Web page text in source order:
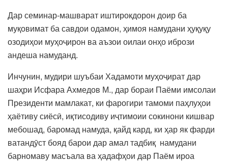
Дар семинар-машварат иштирокдорон доир ба
муқовимат ба савдои одамон, ҳимоя намудани ҳуқуқу
озодиҳои муҳоҷирон ва аъзои оилаи онҳо ибрози
андеша намуданд.
Инчунин, мудири шуъбаи Хадамоти муҳоҷират дар
шаҳри Исфара Ахмедов М., дар бораи Паёми имсолаи
Президенти мамлакат, ки фарогири тамоми паҳлуҳои
ҳаётиву сиёсӣ, иқтисодиву иҷтимоии сокинони кишвар
мебошад, баромад намуда, қайд кард, ки ҳар як фарди
ватандӯст бояд барои дар амал тадбиқ намудани
барномаву масъала ва ҳадафҳои дар Паём ироа